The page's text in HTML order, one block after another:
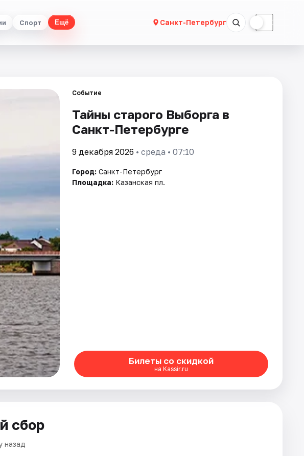
Спорт Ещё Санкт-Петербург ☾
Событие
Тайны старого Выборга в
Санкт-Петербурге
9 декабря 2026 • среда • 07:10
Город: Санкт-Петербург
Площадка: Казанская пл.
Билеты со скидкой
на Kassir.ru
сбор
назад